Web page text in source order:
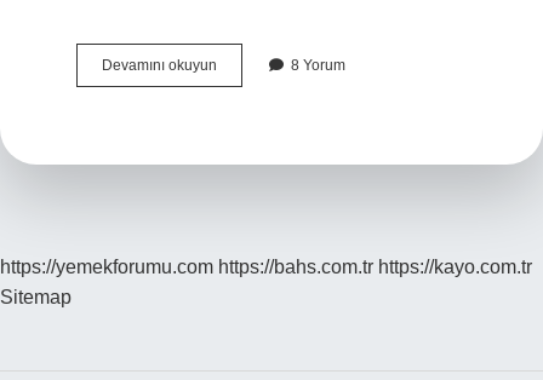
Devamını okuyun
Sağlığı
8 Yorum
https://yemekforumu.com https://bahs.com.tr https://kayo.com.tr
Sitemap